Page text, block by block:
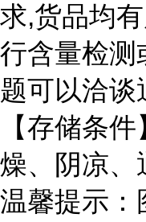
求,货品均
行含量检测
题可以洽谈
【存储条
燥、阴凉、
温馨提示：